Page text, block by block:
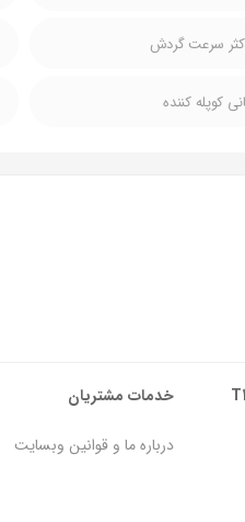
سرعت گردش
کوپله کننده
خدمات مشتریان
درباره ما و قوانین وبسایت